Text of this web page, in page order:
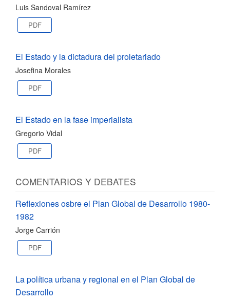
Luis Sandoval Ramírez
PDF
El Estado y la dictadura del proletariado
Josefina Morales
PDF
El Estado en la fase imperialista
Gregorio Vidal
PDF
COMENTARIOS Y DEBATES
Reflexiones osbre el Plan Global de Desarrollo 1980-
1982
Jorge Carrión
PDF
La política urbana y regional en el Plan Global de
Desarrollo